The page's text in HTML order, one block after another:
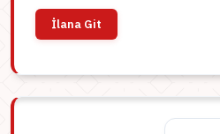
İlana Git